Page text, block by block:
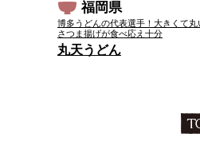
福岡県
博多うどんの代表選手！大きくて丸
さつま揚げが食べ応え十分
丸天うどん